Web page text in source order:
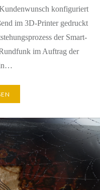
konfiguriert
im 3D-Printer gedruckt
der Smart-
im Auftrag der